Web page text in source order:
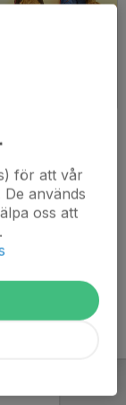
för att vår
används
oss att